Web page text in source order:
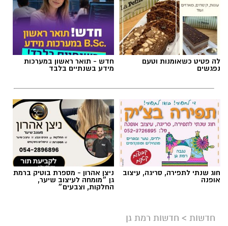
לה פטיט כשאומנות וטעם
נפגשים
חדש - תואר ראשון במערכות
מידע בשנתיים בלבד
חוג שנתי לתפירה, סריגה, עיצוב
אופנה
ניצן אהרון - מספרת בוטיק ברמת
גן ״מומחה לעיצוב שיער,
החלקות, וצבעים״
חדשות > חדשות רמת גן